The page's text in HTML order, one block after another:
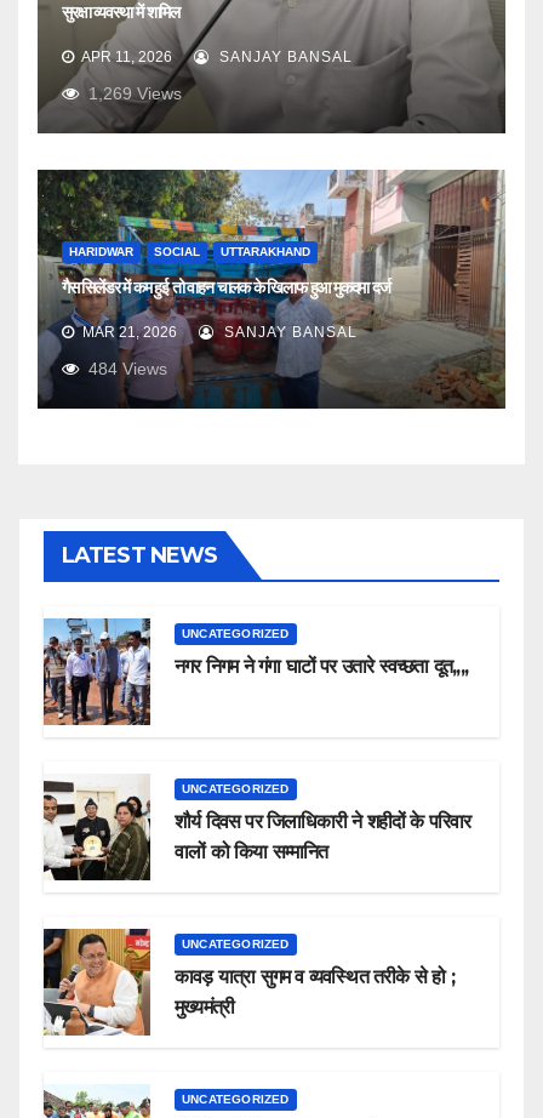
सुरक्षा व्यवस्था में शामिल
APR 11, 2026 SANJAY BANSAL
1,269 Views
HARIDWAR SOCIAL UTTARAKHAND
गैस सिलेंडर में कम हुई तो वाहन चालक के खिलाफ हुआ मुकदमा दर्ज
MAR 21, 2026 SANJAY BANSAL
484 Views
LATEST NEWS
UNCATEGORIZED
नगर निगम ने गंगा घाटों पर उतारे स्वच्छता दूत,,,,
UNCATEGORIZED
शौर्य दिवस पर जिलाधिकारी ने शहीदों के परिवार
वालों को किया सम्मानित
UNCATEGORIZED
कावड़ यात्रा सुगम व व्यवस्थित तरीके से हो ;
मुख्यमंत्री
UNCATEGORIZED